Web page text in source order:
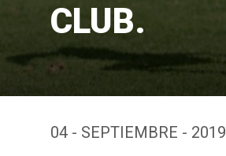
CLUB.
04 - SEPTIEMBRE - 2019